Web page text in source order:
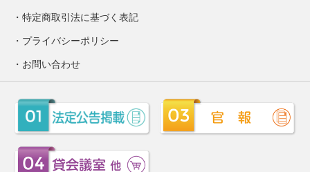
特定商取引法に基づく表記
プライバシーポリシー
お問い合わせ